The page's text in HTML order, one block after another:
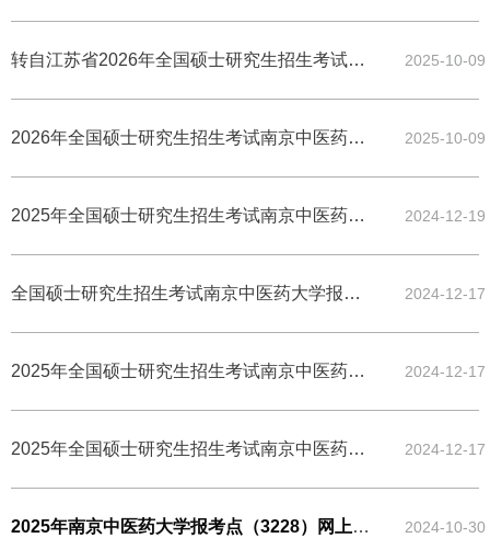
转自江苏省2026年全国硕士研究生招生考试网上报名公告 2025-10-09
2026年全国硕士研究生招生考试南京中医药大学（3228）报考点网上报名公告 2025-10-09
2025年全国硕士研究生招生考试南京中医药大学考点考场分布 2024-12-19
全国硕士研究生招生考试南京中医药大学报考点（3228）考场及周边封闭管理的通知 2024-12-17
2025年全国硕士研究生招生考试南京中医药大学报考点（3228）考前模拟演练的通知 2024-12-17
2025年全国硕士研究生招生考试南京中医药大学考点（3228）考生须知 2024-12-17
2025年南京中医药大学报考点（3228）网上确认须知 2024-10-30